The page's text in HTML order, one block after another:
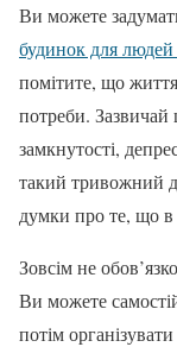
Ви можете
будинок для
помітите, що
потреби. Зазвичай
замкнутості,
такий тривожний
думки про те, що в
Зовсім не
Ви можете
потім